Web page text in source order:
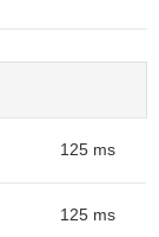
125 ms
125 ms